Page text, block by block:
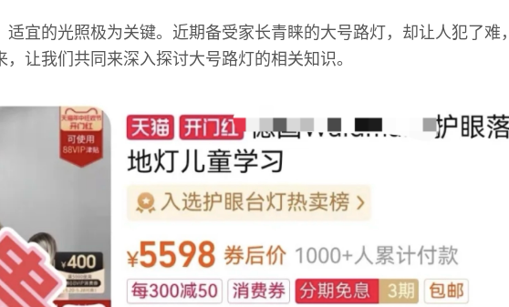
宜的光照极为关键。近期备受家长青睐的大号路灯，却让人犯了难，
让我们共同来深入探讨大号路灯的相关知识。